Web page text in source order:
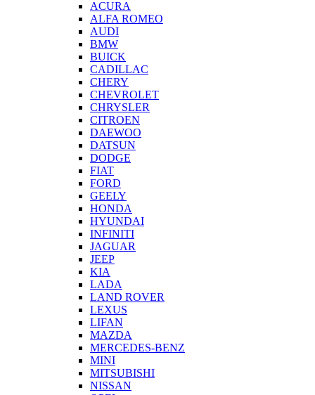
ACURA
ALFA ROMEO
AUDI
BMW
BUICK
CADILLAC
CHERY
CHEVROLET
CHRYSLER
CITROEN
DAEWOO
DATSUN
DODGE
FIAT
FORD
GEELY
HONDA
HYUNDAI
INFINITI
JAGUAR
JEEP
KIA
LADA
LAND ROVER
LEXUS
LIFAN
MAZDA
MERCEDES-BENZ
MINI
MITSUBISHI
NISSAN